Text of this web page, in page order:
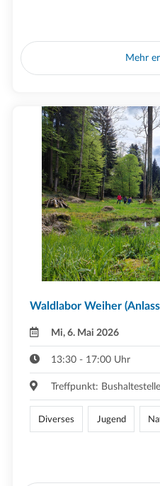
Mehr
Waldlabor Weiher
Mi, 6. Mai 2026
13:30 - 17:00 Uhr
Treffpunkt:
Diverses Jugend